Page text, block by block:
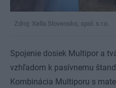
Zdroj: Xella Slovensko, spol. s r.o.
Spojenie dosiek Multipor a
vzhľadom k pasívnemu
Kombinácia Multiporu s